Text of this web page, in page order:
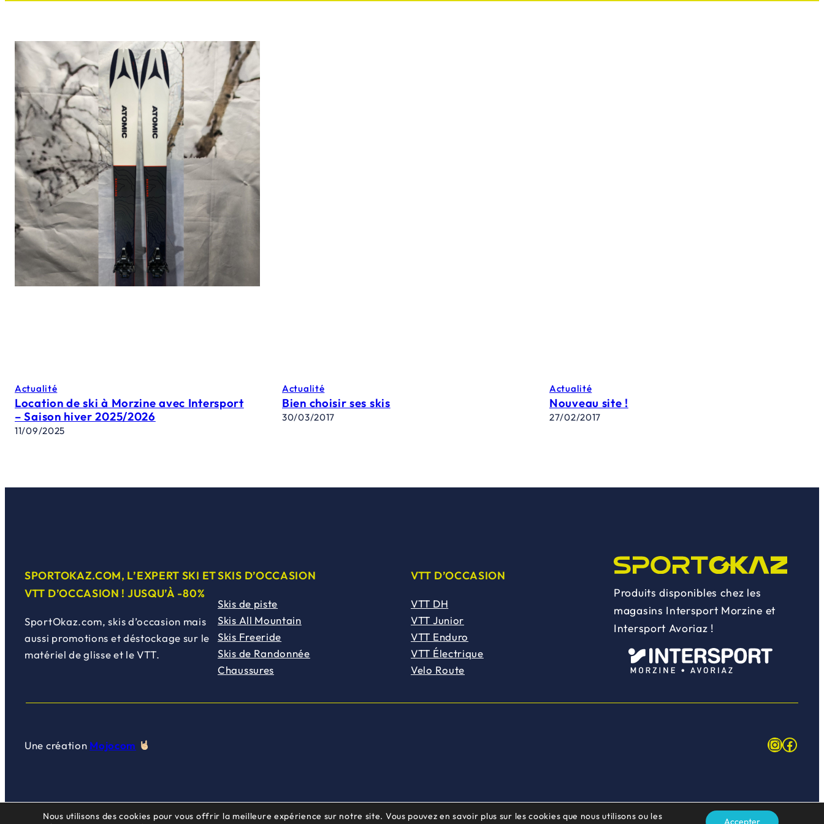
Actualité
Location de ski à Morzine avec Intersport
– Saison hiver 2025/2026
11/09/2025
Actualité
Bien choisir ses skis
30/03/2017
Actualité
Nouveau site !
27/02/2017
SPORTOKAZ.COM, L’EXPERT SKI ET
VTT D’OCCASION ! JUSQU’À -80%
SportOkaz.com, skis d’occasion mais
aussi promotions et déstockage sur le
matériel de glisse et le VTT.
SKIS D’OCCASION
Skis de piste
Skis All Mountain
Skis Freeride
Skis de Randonnée
Chaussures
VTT D’OCCASION
VTT DH
VTT Junior
VTT Enduro
VTT Électrique
Velo Route
Produits disponibles chez les
magasins Intersport Morzine et
Intersport Avoriaz !
Une création Mojocom
Nous utilisons des cookies pour vous offrir la meilleure expérience sur notre site. Vous pouvez en savoir plus sur les cookies que nous utilisons ou les
Accepter